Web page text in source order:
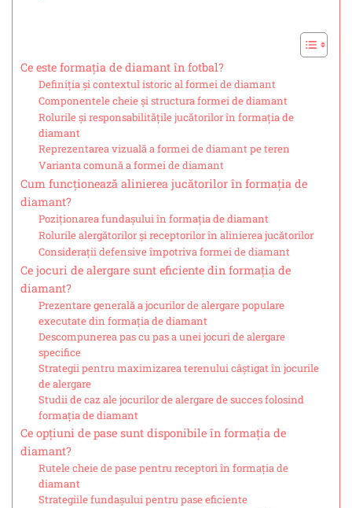
Ce este formația de diamant în fotbal?
Definiția și contextul istoric al formei de diamant
Componentele cheie și structura formei de diamant
Rolurile și responsabilitățile jucătorilor în formația de
diamant
Reprezentarea vizuală a formei de diamant pe teren
Varianta comună a formei de diamant
Cum funcționează alinierea jucătorilor în formația de
diamant?
Poziționarea fundașului în formația de diamant
Rolurile alergătorilor și receptorilor în alinierea jucătorilor
Considerații defensive împotriva formei de diamant
Ce jocuri de alergare sunt eficiente din formația de
diamant?
Prezentare generală a jocurilor de alergare populare
executate din formația de diamant
Descompunerea pas cu pas a unei jocuri de alergare
specifice
Strategii pentru maximizarea terenului câștigat în jocurile
de alergare
Studii de caz ale jocurilor de alergare de succes folosind
formația de diamant
Ce opțiuni de pase sunt disponibile în formația de
diamant?
Rutele cheie de pase pentru receptori în formația de
diamant
Strategiile fundașului pentru pase eficiente